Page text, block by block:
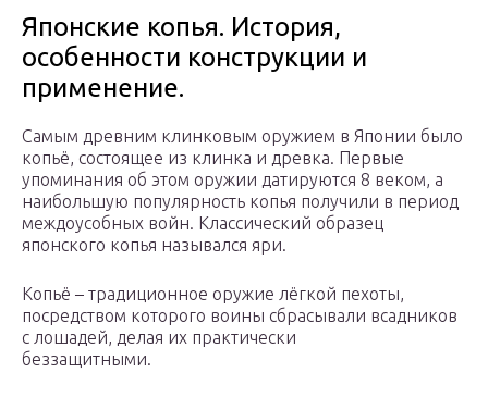
Японские копья. История,
особенности конструкции и
применение.
Самым древним клинковым оружием в Японии было
копьё, состоящее из клинка и древка. Первые
упоминания об этом оружии датируются 8 веком, а
наибольшую популярность копья получили в период
междоусобных войн. Классический образец
японского копья назывался яри.
Копьё – традиционное оружие лёгкой пехоты,
посредством которого воины сбрасывали всадников
с лошадей, делая их практически
беззащитными.